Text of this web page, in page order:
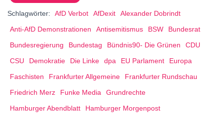
Schlagwörter: AfD Verbot AfDexit
Alexander Dobrindt
Anti-AfD Demonstrationen
Antisemitismus BSW
Bundesrat
Bundesregierung
Bundestag Bündnis90- Die Grünen
CDU
CSU
Demokratie Die Linke dpa EU Parlament
Europa
Faschisten
Frankfurter Allgemeine
Frankfurter Rundschau
Friedrich Merz
Funke Media
Grundrechte
Hamburger Abendblatt
Hamburger Morgenpost